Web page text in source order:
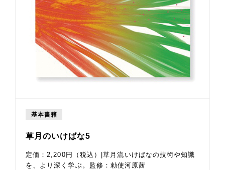
基本書籍
草月のいけばな5
定価：2,200円（税込）|草月流いけばなの技術や知識
を、より深く学ぶ。監修：勅使河原茜